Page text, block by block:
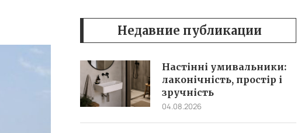
Недавние публикации
Настінні умивальники:
лаконічність, простір і
зручність
04.08.2026